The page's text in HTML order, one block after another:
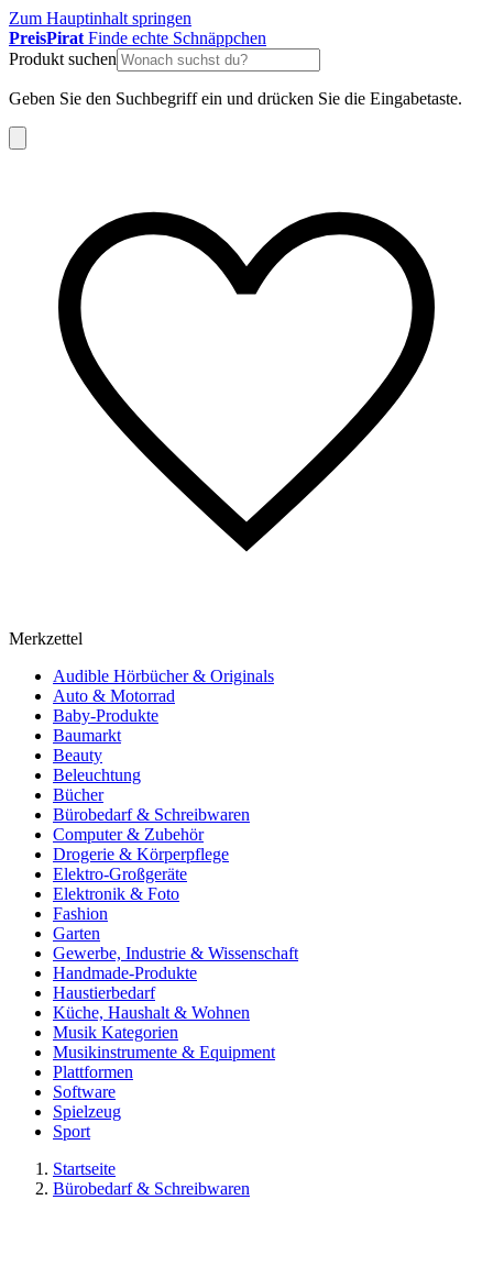
Zum Hauptinhalt springen
PreisPirat Finde echte Schnäppchen
Produkt suchen
Geben Sie den Suchbegriff ein und drücken Sie die Eingabetaste.
Merkzettel
Audible Hörbücher & Originals
Auto & Motorrad
Baby-Produkte
Baumarkt
Beauty
Beleuchtung
Bücher
Bürobedarf & Schreibwaren
Computer & Zubehör
Drogerie & Körperpflege
Elektro-Großgeräte
Elektronik & Foto
Fashion
Garten
Gewerbe, Industrie & Wissenschaft
Handmade-Produkte
Haustierbedarf
Küche, Haushalt & Wohnen
Musik Kategorien
Musikinstrumente & Equipment
Plattformen
Software
Spielzeug
Sport
Startseite
Bürobedarf & Schreibwaren